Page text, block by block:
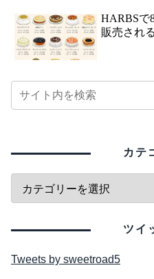
HARBSで
販売され
カテ
ツイ
Tweets by sweetroad5